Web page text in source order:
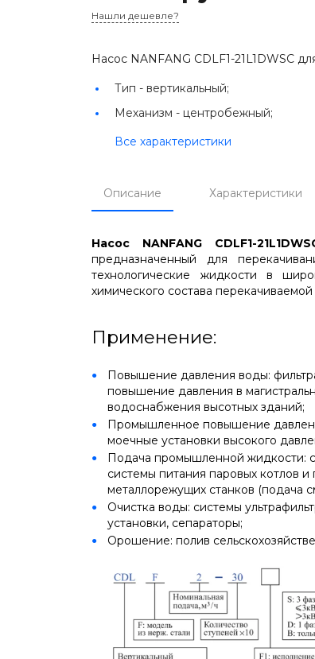
Нашли дешевле?
Насос NANFANG CDLF1-21L1DWSC
Тип - вертикальный;
Механизм - центробежный;
Все характеристики
Описание Характеристики
Насос NANFANG CDLF1-
предназначенный для
технологические жидкости в
химического состава
Применение:
Повышение давления воды:
повышение давления в
водоснабжения высотных зданий;
Промышленное повышение
моечные установки высокого
Подача промышленной жидкости:
системы питания паровых котлов
металлорежущих станков (подача
Очистка воды: системы
установки, сепараторы;
Орошение: полив